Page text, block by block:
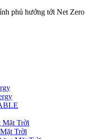
phủ hướng tới Net Zero
Mặt Trời
Trời